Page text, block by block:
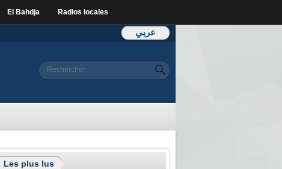
El Bahdja Radios locales
عربي
Formulaire de
Rechercher
Les plus lus